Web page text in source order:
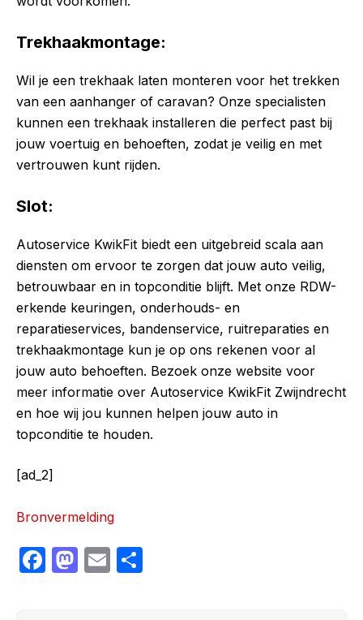
Trekhaakmontage:
Wil je een trekhaak laten monteren voor het trekken
van een aanhanger of caravan? Onze specialisten
kunnen een trekhaak installeren die perfect past bij
jouw voertuig en behoeften, zodat je veilig en met
vertrouwen kunt rijden.
Slot:
Autoservice KwikFit biedt een uitgebreid scala aan
diensten om ervoor te zorgen dat jouw auto veilig,
betrouwbaar en in topconditie blijft. Met onze RDW-
erkende keuringen, onderhouds- en
reparatieservices, bandenservice, ruitreparaties en
trekhaakmontage kun je op ons rekenen voor al
jouw auto behoeften. Bezoek onze website voor
meer informatie over Autoservice KwikFit Zwijndrecht
en hoe wij jou kunnen helpen jouw auto in
topconditie te houden.
[ad_2]
Bronvermelding
F
M E